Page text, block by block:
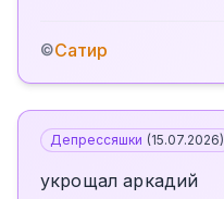
©Сатир
Депрессяшки (15.07.2026)
укрощал аркадий